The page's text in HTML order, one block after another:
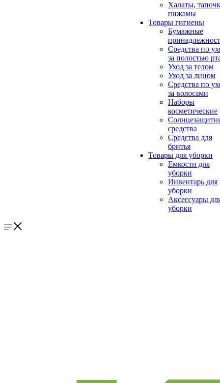
Халаты,
пижамы
Товары гигиены
Бумажные
Средства по
за полостью
Уход за телом
Уход за лицом
Средства по
за волосами
Наборы
косметические
средства
Средства для
бритья
Товары для уборки
Емкости для
уборки
Инвентарь для
уборки
Аксессуары
уборки